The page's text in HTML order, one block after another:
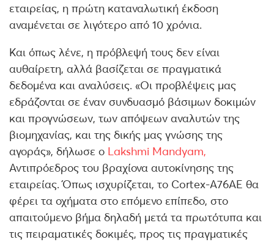
εταιρείας, η πρώτη καταναλωτική έκδοση
αναμένεται σε λιγότερο από 10 χρόνια.
Και όπως λένε, η πρόβλεψή τους δεν είναι
αυθαίρετη, αλλά βασίζεται σε πραγματικά
δεδομένα και αναλύσεις. «Οι προβλέψεις μας
εδράζονται σε έναν συνδυασμό βάσιμων δοκιμών
και προγνώσεων, των απόψεων αναλυτών της
βιομηχανίας, και της δικής μας γνώσης της
αγοράς», δήλωσε ο Lakshmi Mandyam,
Αντιπρόεδρος του βραχίονα αυτοκίνησης της
εταιρείας. Όπως ισχυρίζεται, το Cortex-A76AE θα
φέρει τα οχήματα στο επόμενο επίπεδο, στο
απαιτούμενο βήμα δηλαδή μετά τα πρωτότυπα και
τις πειραματικές δοκιμές, προς τις πραγματικές